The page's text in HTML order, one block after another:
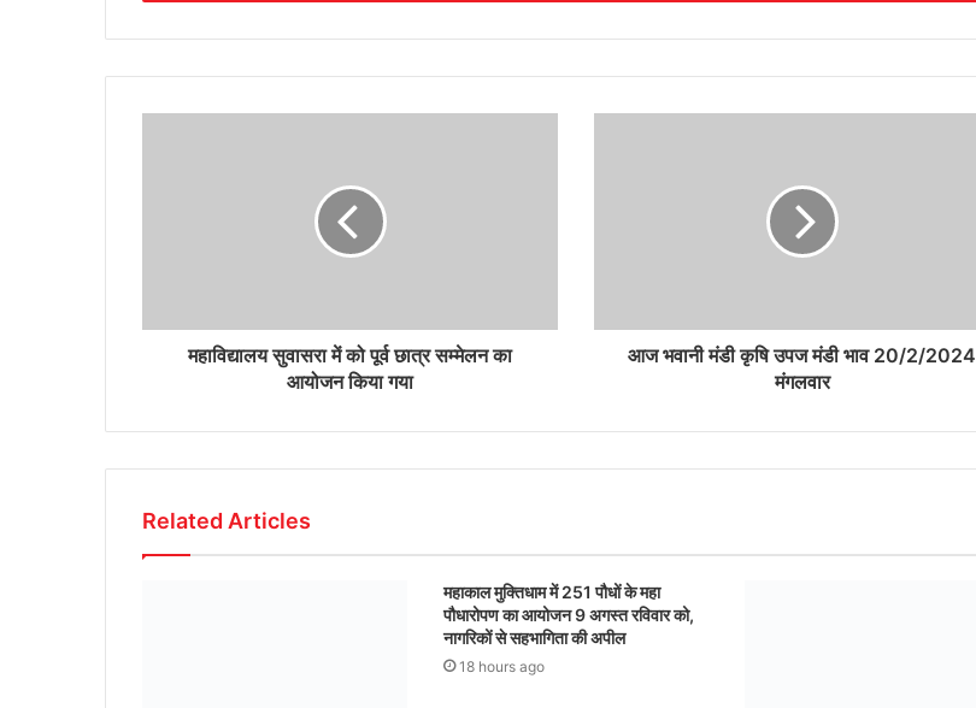
महाविद्यालय सुवासरा में को पूर्व छात्र सम्मेलन का
आयोजन किया गया
आज भवानी मंडी कृषि उपज मंडी भाव 20/2/2024
मंगलवार
Related Articles
महाकाल मुक्तिधाम में 251 पौधों के महा
पौधारोपण का आयोजन 9 अगस्त रविवार को,
नागरिकों से सहभागिता की अपील
18 hours ago